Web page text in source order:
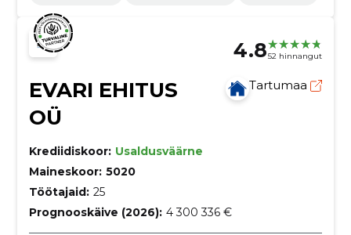
4.852 hinnangut
EVARI EHITUS
OÜ
Tartumaa
Krediidiskoor: Usaldusväärne
Maineskoor: 5020
Töötajaid: 25
Prognooskäive (2026): 4 300 336 €